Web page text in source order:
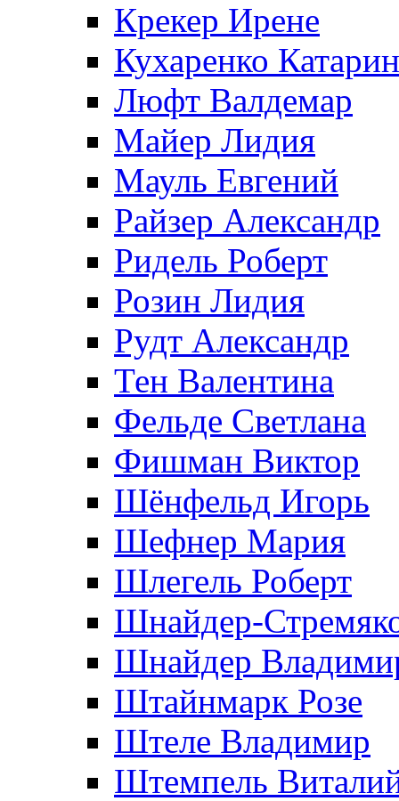
Крекер Ирене
Кухаренко
Люфт Валдемaр
Майер Лидия
Мауль Евгений
Райзер Александр
Ридель Роберт
Розин Лидия
Рудт Александр
Тен Валентина
Фельде Светлана
Фишман Виктор
Шёнфельд Игорь
Шефнер Мария
Шлегель Роберт
Шнайдер-
Шнайдер
Штайнмарк Розe
Штеле Владимир
Штемпель